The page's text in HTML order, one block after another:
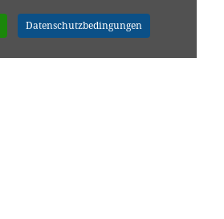
Datenschutzbedingungen